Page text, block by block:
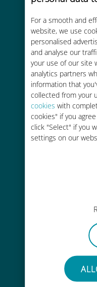
For a smooth and
website, we use
personalised
and analyse our
your use of our site
analytics partners
information that
collected from your
cookies with
cookies" if you
click "Select" if you
settings on our
Hasta un
costes
No es